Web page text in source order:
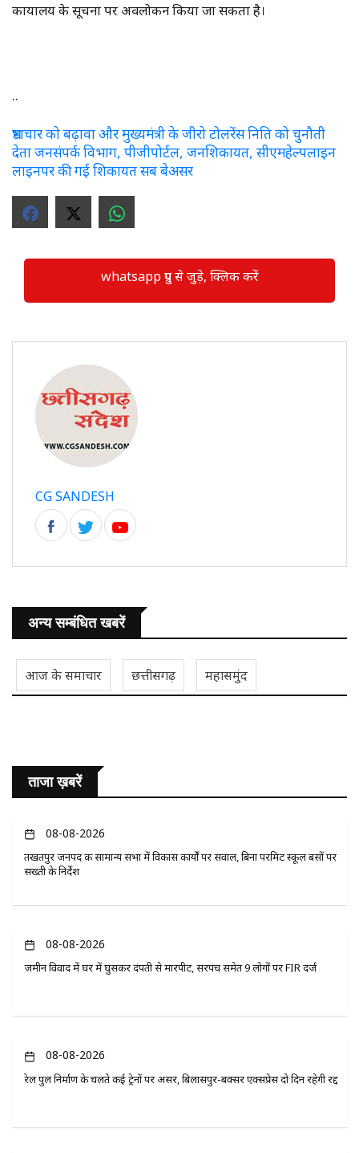
कार्यालय के सूचना पर अवलोकन किया जा सकता है।
..
भ्रष्टाचार को बढ़ावा और मुख्यमंत्री के जीरो टोलरेंस निति को चुनौती
देता जनसंपर्क विभाग, पीजीपोर्टल, जनशिकायत, सीएमहेल्पलाइन
लाइनपर की गई शिकायत सब बेअसर
whatsapp ग्रुप से जुड़े, क्लिक करें
CG SANDESH
अन्य सम्बंधित खबरें
आज के समाचार छत्तीसगढ़ महासमुंद
ताजा ख़बरें
08-08-2026
तखतपुर जनपद की सामान्य सभा में विकास कार्यों पर सवाल, बिना परमिट स्कूल बसों पर
सख्ती के निर्देश
08-08-2026
जमीन विवाद में घर में घुसकर दंपती से मारपीट, सरपंच समेत 9 लोगों पर FIR दर्ज
08-08-2026
रेल पुल निर्माण के चलते कई ट्रेनों पर असर, बिलासपुर-बक्सर एक्सप्रेस दो दिन रहेगी रद्द